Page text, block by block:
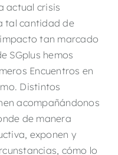
actual crisis
tal cantidad de
tan marcado
SGplus hemos
Encuentros en
Distintos
acompañándonos
de manera
exponen y
cómo lo